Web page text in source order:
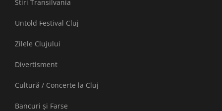
Stiri Transilvania
Untold Festival Cluj
Zilele Clujului
Divertisment
Cultură / Concerte la Cluj
Bancuri și Farse